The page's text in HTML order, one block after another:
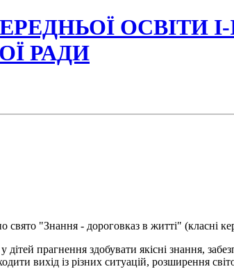
ОСВІТИ
РАДИ
свято "Знання - дороговказ в житті"
прагнення здобувати якісні знання,
вихід із різних ситуацій, розширення